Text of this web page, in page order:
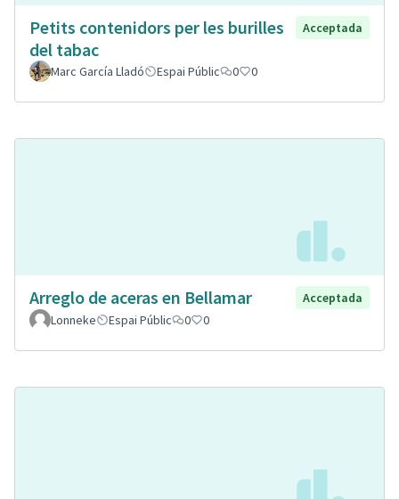
Petits contenidors per les burilles
del tabac
Acceptada
Marc García Lladó Espai Públic 0 0
Arreglo de aceras en Bellamar
Acceptada
Lonneke
Espai Públic 0 0